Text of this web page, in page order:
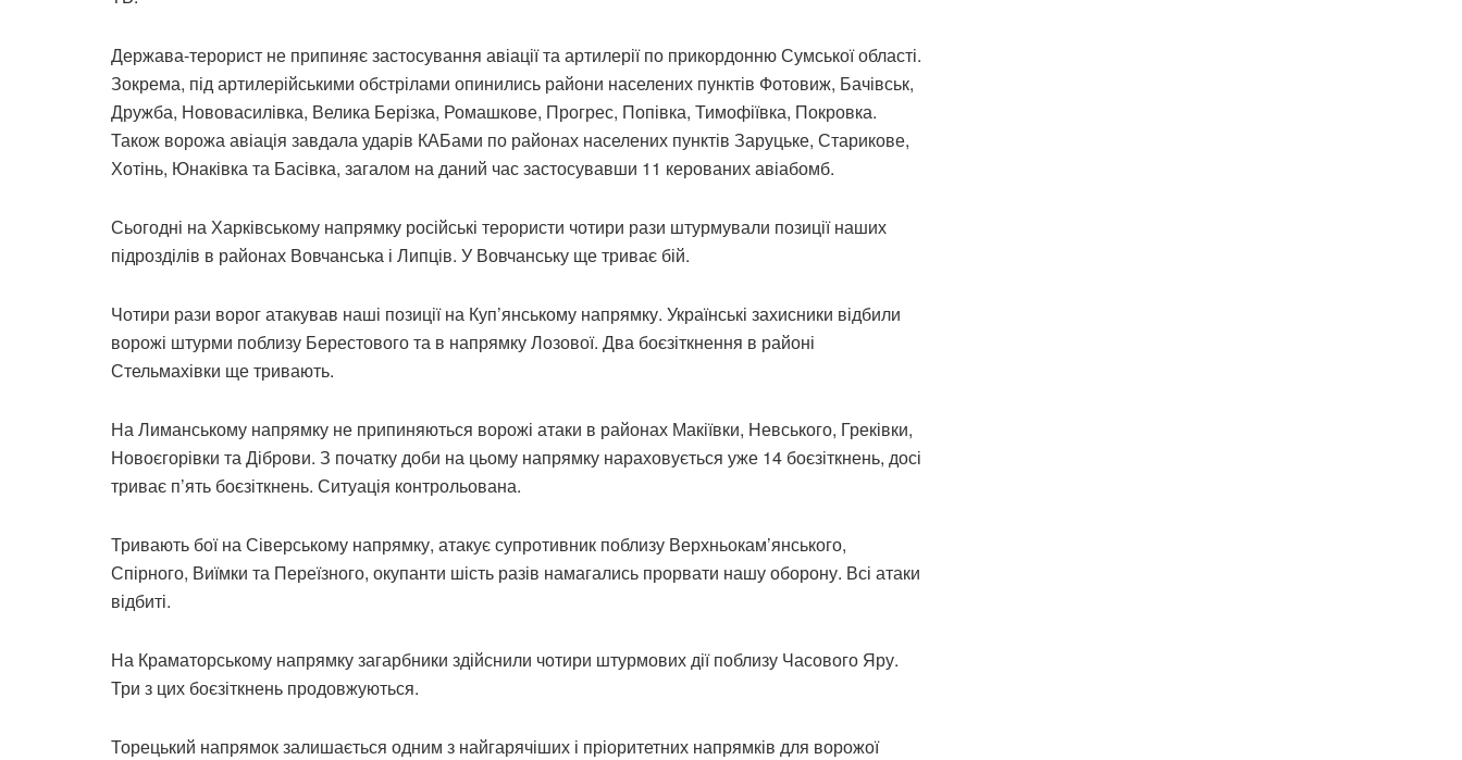
Держава-терорист не припиняє застосування авіації та артилерії по прикордонню Сумської області.
Зокрема, під артилерійськими обстрілами опинились райони населених пунктів Фотовиж, Бачівськ,
Дружба, Нововасилівка, Велика Берізка, Ромашкове, Прогрес, Попівка, Тимофіївка, Покровка.
Також ворожа авіація завдала ударів КАБами по районах населених пунктів Заруцьке, Старикове,
Хотінь, Юнаківка та Басівка, загалом на даний час застосувавши 11 керованих авіабомб.
Сьогодні на Харківському напрямку російські терористи чотири рази штурмували позиції наших
підрозділів в районах Вовчанська і Липців. У Вовчанську ще триває бій.
Чотири рази ворог атакував наші позиції на Куп’янському напрямку. Українські захисники відбили
ворожі штурми поблизу Берестового та в напрямку Лозової. Два боєзіткнення в районі
Стельмахівки ще тривають.
На Лиманському напрямку не припиняються ворожі атаки в районах Макіївки, Невського, Греківки,
Новоєгорівки та Діброви. З початку доби на цьому напрямку нараховується уже 14 боєзіткнень, досі
триває п’ять боєзіткнень. Ситуація контрольована.
Тривають бої на Сіверському напрямку, атакує супротивник поблизу Верхньокам’янського,
Спірного, Виїмки та Переїзного, окупанти шість разів намагались прорвати нашу оборону. Всі атаки
відбиті.
На Краматорському напрямку загарбники здійснили чотири штурмових дії поблизу Часового Яру.
Три з цих боєзіткнень продовжуються.
Торецький напрямок залишається одним з найгарячіших і пріоритетних напрямків для ворожої